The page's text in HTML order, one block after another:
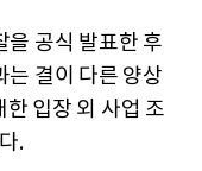
을 공식 발표한 후
는 결이 다른 양상
입장 외 사업 조
.